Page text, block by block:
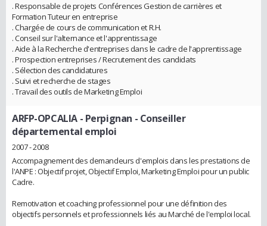
. Responsable de projets Conférences Gestion de carrières et
Formation Tuteur en entreprise
. Chargée de cours de communication et R.H.
. Conseil sur l'alternance et l'apprentissage
. Aide à la Recherche d'entreprises dans le cadre de l'apprentissage
. Prospection entreprises / Recrutement des candidats
. Sélection des candidatures
. Suivi et recherche de stages
. Travail des outils de Marketing Emploi
ARFP-OPCALIA - Perpignan - Conseiller
départemental emploi
2007 - 2008
Accompagnement des demandeurs d'emplois dans les prestations de
l'ANPE : Objectif projet, Objectif Emploi, Marketing Emploi pour un public
Cadre.
Remotivation et coaching professionnel pour une définition des
objectifs personnels et professionnels liés au Marché de l'emploi local.